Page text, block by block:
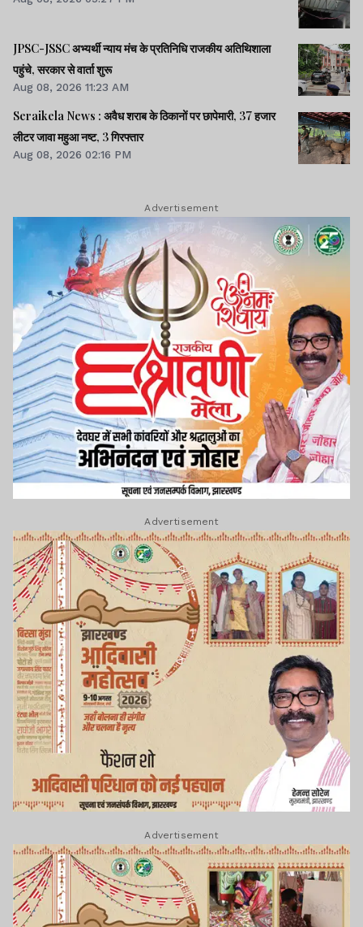
JPSC-JSSC अभ्यर्थी न्याय मंच के प्रतिनिधि राजकीय अतिथिशाला
पहुंचे, सरकार से वार्ता शुरू
Aug 08, 2026 11:23 AM
Seraikela News : अवैध शराब के ठिकानों पर छापेमारी, 37 हजार
लीटर जावा महुआ नष्ट, 3 गिरफ्तार
Aug 08, 2026 02:16 PM
Advertisement
Advertisement
Advertisement